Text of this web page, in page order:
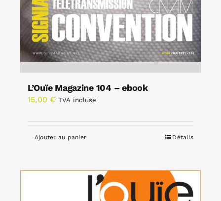
L’Ouïe Magazine 104 – ebook
15,00 € TVA incluse
Ajouter au panier Détails